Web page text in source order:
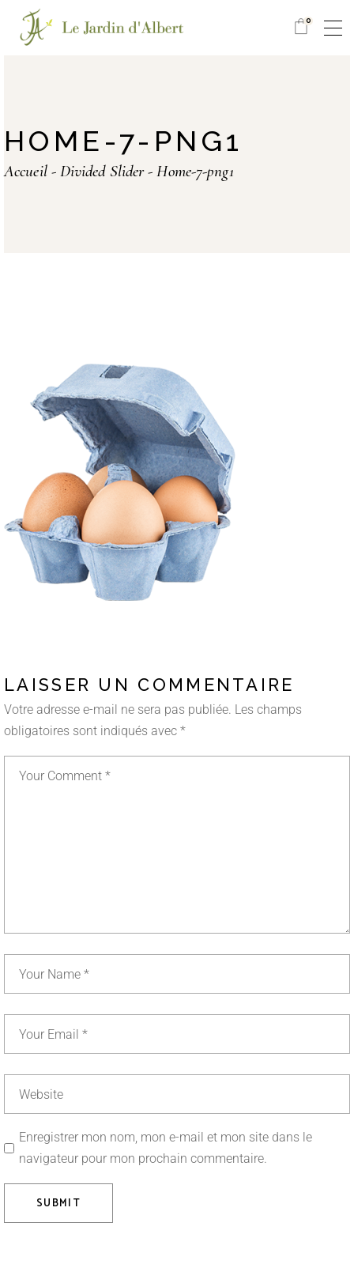
0
HOME-7-PNG1
Accueil Divided Slider Home-7-png1
LAISSER UN COMMENTAIRE
Votre adresse e-mail ne sera pas publiée. Les champs
obligatoires sont indiqués avec *
Enregistrer mon nom, mon e-mail et mon site dans le
navigateur pour mon prochain commentaire.
SUBMIT